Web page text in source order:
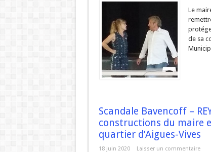
Le
de sa
Scandale Bavencoff –
constructions du maire
quartier d’Aigues-Vives
18 juin 2020 Laisser un commentaire